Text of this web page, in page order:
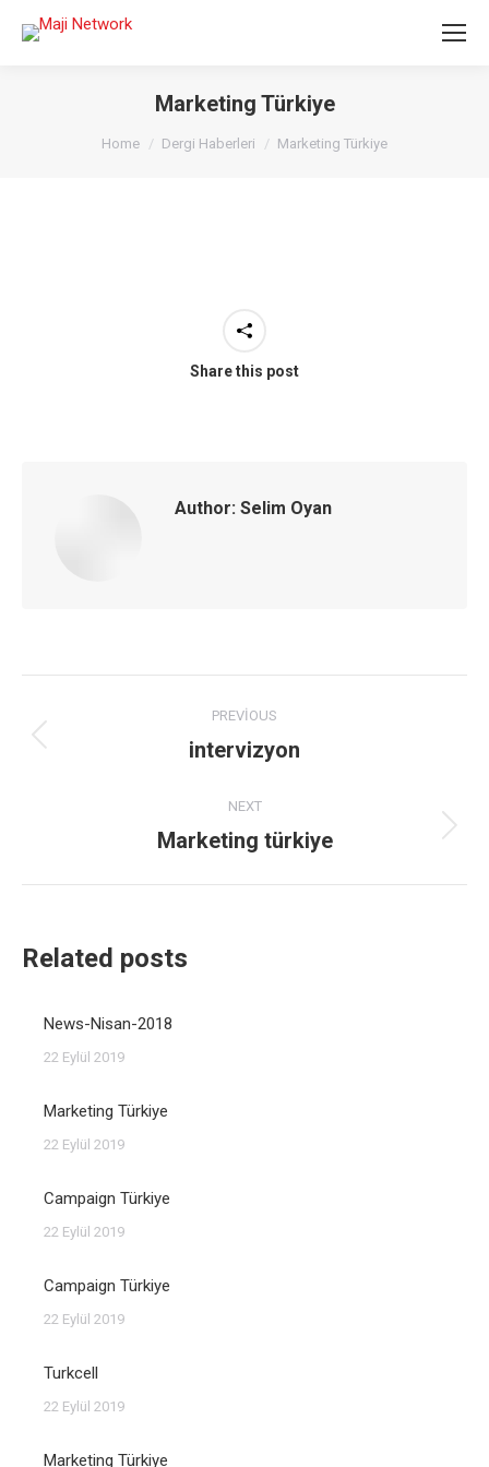
Marketing Türkiye
You are here:
Home Dergi Haberleri Marketing Türkiye
Share this post
Author: Selim Oyan
navigation
PREVIOUS
Previous
intervizyon
NEXT
Next
Marketing türkiye
Related posts
News-Nisan-2018
22 Eylül 2019
Marketing Türkiye
22 Eylül 2019
Campaign Türkiye
22 Eylül 2019
Campaign Türkiye
22 Eylül 2019
Turkcell
22 Eylül 2019
Marketing Türkiye